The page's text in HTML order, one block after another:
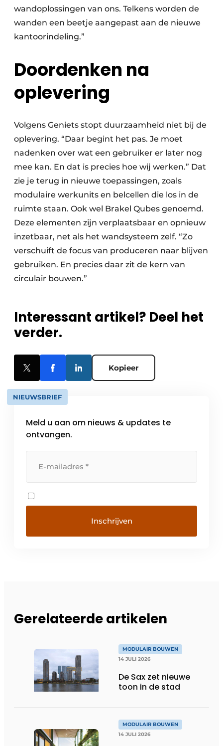
wandoplossingen van ons. Telkens worden de
wanden een beetje aangepast aan de nieuwe
kantoorindeling.”
Doordenken na
oplevering
Volgens Geniets stopt duurzaamheid niet bij de
oplevering. “Daar begint het pas. Je moet
nadenken over wat een gebruiker er later nog
mee kan. En dat is precies hoe wij werken.” Dat
zie je terug in nieuwe toepassingen, zoals
modulaire werkunits en belcellen die los in de
ruimte staan. Ook wel Brakel Qubes genoemd.
Deze elementen zijn verplaatsbaar en opnieuw
inzetbaar, net als het wandsysteem zelf. “Zo
verschuift de focus van produceren naar blijven
gebruiken. En precies daar zit de kern van
circulair bouwen.”
Interessant artikel? Deel het
verder.
Kopieer
NIEUWSBRIEF
Meld u aan om nieuws & updates te
ontvangen.
Gerelateerde artikelen
MODULAIR BOUWEN
14 JULI 2026
De Sax zet nieuwe
toon in de stad
MODULAIR BOUWEN
14 JULI 2026